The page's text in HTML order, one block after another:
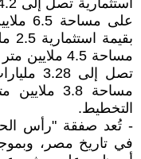
على
مساحة 4.5
مساحة 3.8
التخطيط.
- تُعد صفقة "رأس
في تاريخ مصر،